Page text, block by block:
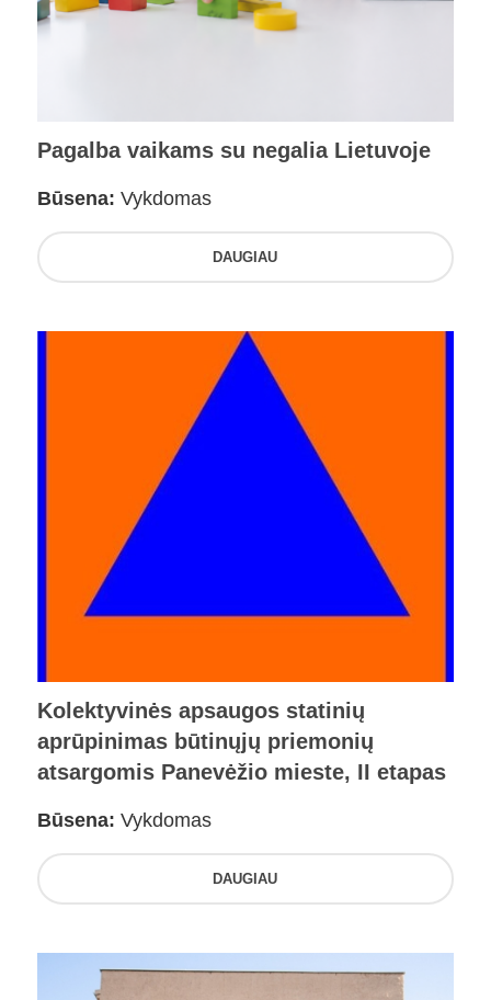
Pagalba vaikams su negalia Lietuvoje
Būsena: Vykdomas
DAUGIAU
Kolektyvinės apsaugos statinių
aprūpinimas būtinųjų priemonių
atsargomis Panevėžio mieste, II etapas
Būsena: Vykdomas
DAUGIAU